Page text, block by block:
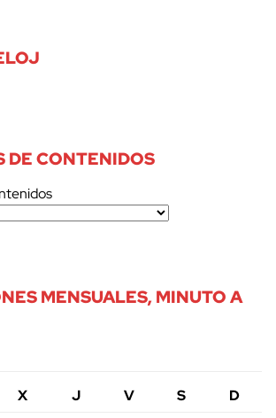
DE CONTENIDOS
MENSUALES, MINUTO A
X J V S
D